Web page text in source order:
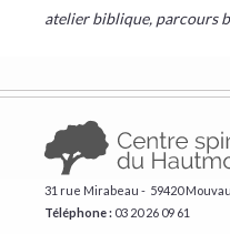
atelier biblique, parcours
31 rue Mirabeau - 59420
Téléphone : ​03 20 26 09 61